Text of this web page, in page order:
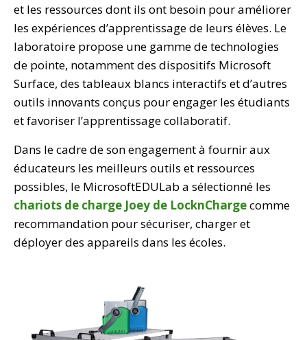
et les ressources dont ils ont besoin pour améliorer
les expériences d’apprentissage de leurs élèves. Le
laboratoire propose une gamme de technologies
de pointe, notamment des dispositifs Microsoft
Surface, des tableaux blancs interactifs et d’autres
outils innovants conçus pour engager les étudiants
et favoriser l’apprentissage collaboratif.
Dans le cadre de son engagement à fournir aux
éducateurs les meilleurs outils et ressources
possibles, le MicrosoftEDULab a sélectionné les
chariots de charge Joey de LocknChargecomme
recommandation pour sécuriser, charger et
déployer des appareils dans les écoles.